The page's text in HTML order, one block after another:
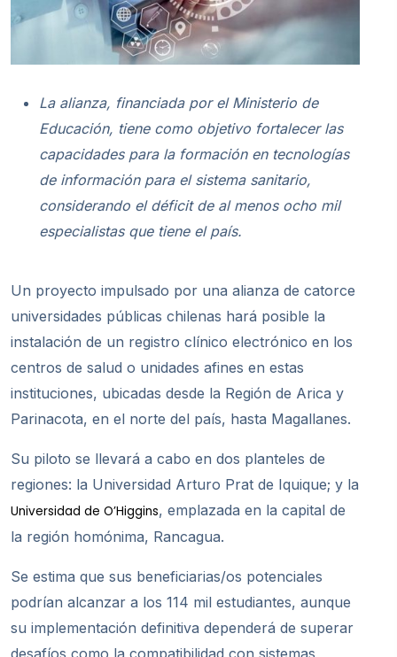
La alianza, financiada por el Ministerio de
Educación, tiene como objetivo fortalecer las
capacidades para la formación en tecnologías
de información para el sistema sanitario,
considerando el déficit de al menos ocho mil
especialistas que tiene el país.
Un proyecto impulsado por una alianza de catorce
universidades públicas chilenas hará posible la
instalación de un registro clínico electrónico en los
centros de salud o unidades afines en estas
instituciones, ubicadas desde la Región de Arica y
Parinacota, en el norte del país, hasta Magallanes.
Su piloto se llevará a cabo en dos planteles de
regiones: la Universidad Arturo Prat de Iquique; y la
Universidad de O’Higgins, emplazada en la capital de
la región homónima, Rancagua.
Se estima que sus beneficiarias/os potenciales
podrían alcanzar a los 114 mil estudiantes, aunque
su implementación definitiva dependerá de superar